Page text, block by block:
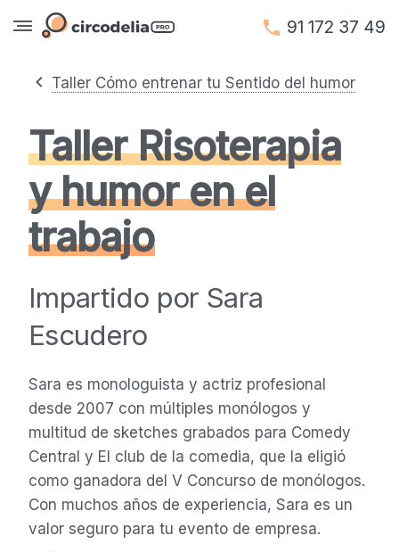
91 172 37 49
Taller Cómo entrenar tu Sentido del humor
Taller Risoterapia
y humor en el
trabajo
Impartido por Sara
Escudero
Sara es monologuista y actriz profesional
desde 2007 con múltiples monólogos y
multitud de sketches grabados para Comedy
Central y El club de la comedia, que la eligió
como ganadora del V Concurso de monólogos.
Con muchos años de experiencia, Sara es un
valor seguro para tu evento de empresa.